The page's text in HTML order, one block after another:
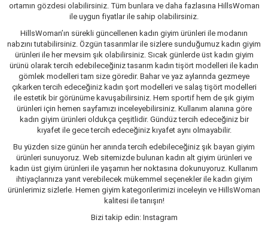
ortamın gözdesi olabilirsiniz. Tüm bunlara ve daha fazlasına HillsWoman
ile uygun fiyatlar ile sahip olabilirsiniz.
HillsWoman’ın sürekli güncellenen kadın giyim ürünleri ile modanın
nabzını tutabilirsiniz. Özgün tasarımlar ile sizlere sunduğumuz kadın giyim
ürünleri ile her mevsim şık olabilirsiniz. Sıcak günlerde üst kadın giyim
ürünü olarak tercih edebileceğiniz tasarım kadın tişört modelleri ile kadın
gömlek modelleri tam size göredir. Bahar ve yaz aylarında gezmeye
çıkarken tercih edeceğiniz kadın şort modelleri ve salaş tişört modelleri
ile estetik bir görünüme kavuşabilirsiniz. Hem sportif hem de şık giyim
ürünleri için hemen sayfamızı inceleyebilirsiniz. Kullanım alanına göre
kadın giyim ürünleri oldukça çeşitlidir. Gündüz tercih edeceğiniz bir
kıyafet ile gece tercih edeceğiniz kıyafet aynı olmayabilir.
Bu yüzden size günün her anında tercih edebileceğiniz şık bayan giyim
ürünleri sunuyoruz. Web sitemizde bulunan kadın alt giyim ürünleri ve
kadın üst giyim ürünleri ile yaşamın her noktasına dokunuyoruz. Kullanım
ihtiyaçlarınıza yanıt verebilecek mükemmel seçenekler ile kadın giyim
ürünlerimiz sizlerle. Hemen giyim kategorilerimizi inceleyin ve HillsWoman
kalitesi ile tanışın!
Bizi takip edin: Instagram